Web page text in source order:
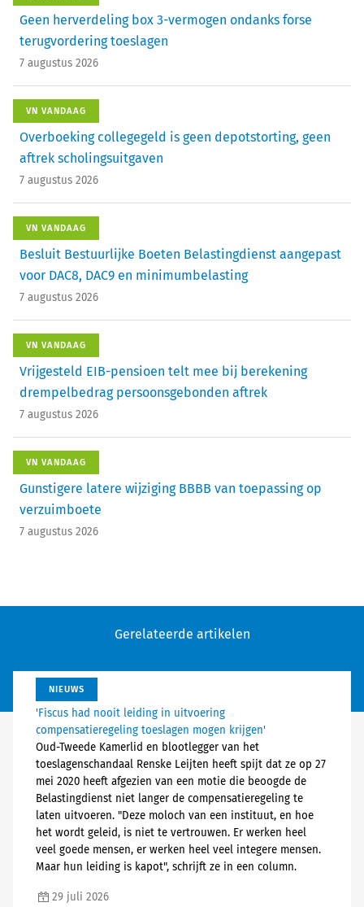
Geen herverdeling box 3-vermogen ondanks forse
terugvordering toeslagen
7 augustus 2026
VN VANDAAG
Overboeking collegegeld is geen depotstorting, geen
aftrek scholingsuitgaven
7 augustus 2026
VN VANDAAG
Besluit Bestuurlijke Boeten Belastingdienst aangepast
voor DAC8, DAC9 en minimumbelasting
7 augustus 2026
VN VANDAAG
Vrijgesteld EIB-pensioen telt mee bij berekening
drempelbedrag persoonsgebonden aftrek
7 augustus 2026
VN VANDAAG
Gunstigere latere wijziging BBBB van toepassing op
verzuimboete
7 augustus 2026
Gerelateerde artikelen
NIEUWS
'Fiscus had nooit leiding in uitvoering
compensatieregeling toeslagen mogen krijgen'
Oud-Tweede Kamerlid en blootlegger van het
toeslagenschandaal Renske Leijten heeft spijt dat ze op 27
mei 2020 heeft afgezien van een motie die beoogde de
Belastingdienst niet langer de compensatieregeling te
laten uitvoeren. "Deze moloch van een instituut, en hoe
het wordt geleid, is niet te vertrouwen. Er werken heel
veel goede mensen, er werken heel veel integere mensen.
Maar hun leiding is kapot", schrijft ze in een column.
29 juli 2026